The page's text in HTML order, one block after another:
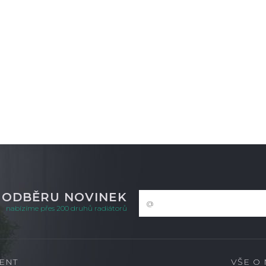
NOVINEK
nabízíme přes 200 druhů radiátorů
VŠE O